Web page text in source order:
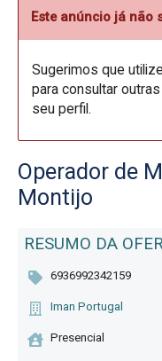
Este anúncio já não
Sugerimos que
para consultar
seu perfil.
Operador de
Montijo
RESUMO DA
6936992342159
Iman Portugal
Presencial